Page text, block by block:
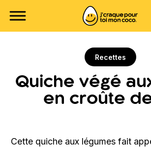
Recettes
Quiche végé
en croûte
Cette quiche aux légumes fait